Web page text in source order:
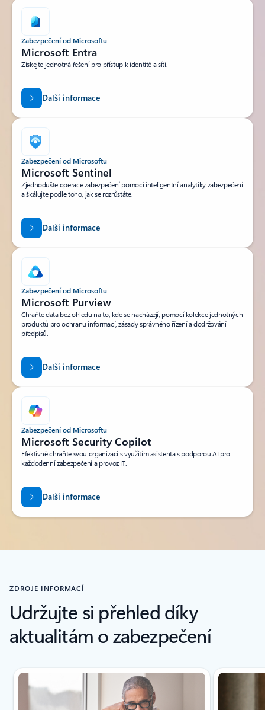
Zabezpečení od Microsoftu
Microsoft Entra
Získejte jednotná řešení pro přístup k identitě a síti.
Další informace
Zabezpečení od Microsoftu
Microsoft Sentinel
Zjednodušte operace zabezpečení pomocí inteligentní analytiky zabezpečení
a škálujte podle toho, jak se rozrůstáte.
Další informace
Zabezpečení od Microsoftu
Microsoft Purview
Chraňte data bez ohledu na to, kde se nacházejí, pomocí kolekce jednotných
produktů pro ochranu informací, zásady správného řízení a dodržování
předpisů.
Další informace
Zabezpečení od Microsoftu
Microsoft Security Copilot
Efektivně chraňte svou organizaci s využitím asistenta s podporou AI pro
každodenní zabezpečení a provoz IT.
Další informace
ZDROJE INFORMACÍ
Udržujte si přehled díky
aktualitám o zabezpečení
Zobrazuje se snímek 1 z(e) 5